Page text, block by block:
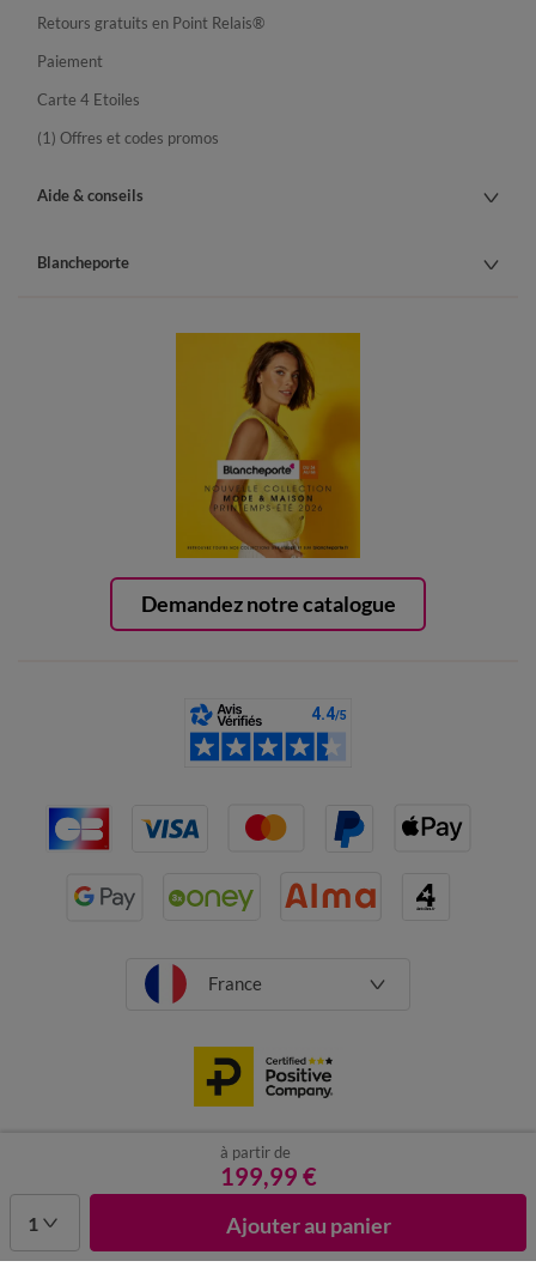
à partir de
199,99 €
1 Ajouter au panier
Demandez notre catalogue
Retours gratuits en Point Relais®
Paiement
Carte 4 Etoiles
(1) Offres et codes promos
Aide & conseils
Blancheporte
France
Données personnelles